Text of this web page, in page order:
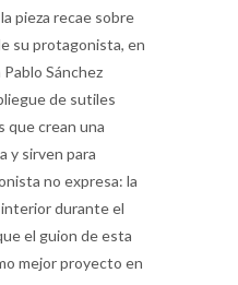
pieza recae sobre
su protagonista, en
Pablo Sánchez
de sutiles
que crean una
y sirven para
no expresa: la
durante el
el guion de esta
mejor proyecto en